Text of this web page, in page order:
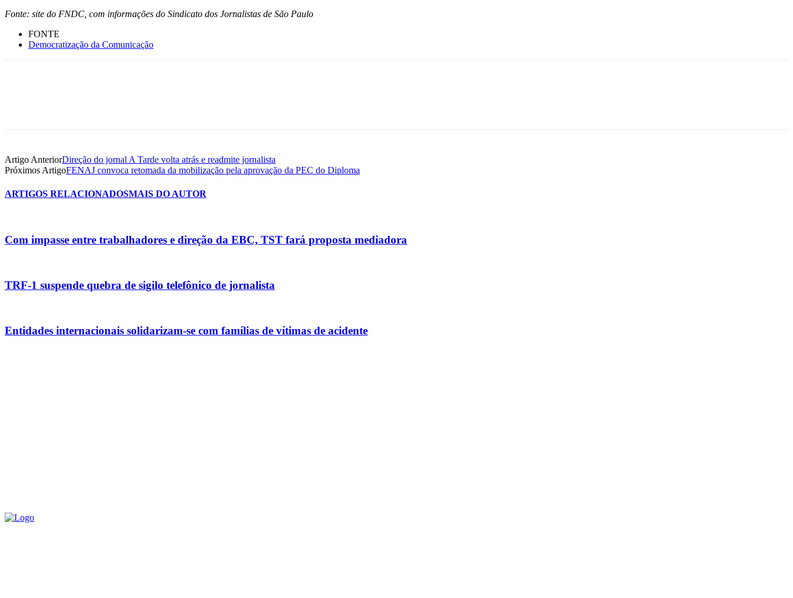
Fonte: site do FNDC, com informações do Sindicato dos Jornalistas de São Paulo
FONTE
Democratização da Comunicação
Artigo AnteriorDireção do jornal A Tarde volta atrás e readmite jornalista
Próximos ArtigoFENAJ convoca retomada da mobilização pela aprovação da PEC do Diploma
ARTIGOS RELACIONADOSMAIS DO AUTOR
Com impasse entre trabalhadores e direção da EBC, TST fará proposta mediadora
TRF-1 suspende quebra de sigilo telefônico de jornalista
Entidades internacionais solidarizam-se com famílias de vítimas de acidente